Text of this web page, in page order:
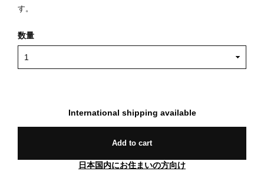
す。
数量
International shipping available
Add to cart
日本国内にお住まいの方向け